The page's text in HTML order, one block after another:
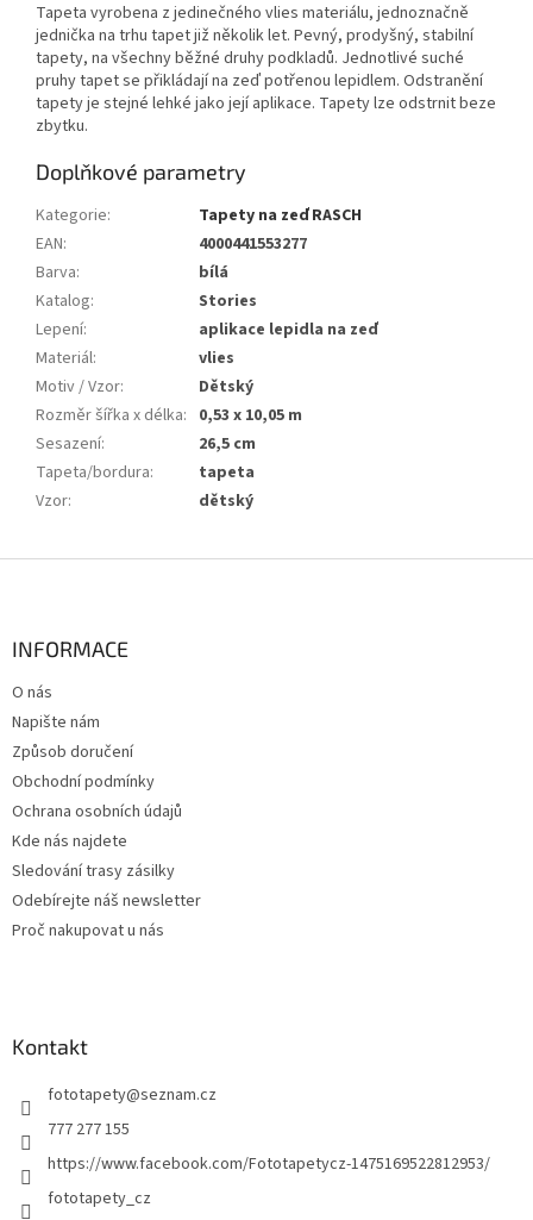
Tapeta vyrobena z jedinečného vlies materiálu, jednoznačně
jednička na trhu tapet již několik let. Pevný, prodyšný, stabilní
tapety, na všechny běžné druhy podkladů. Jednotlivé suché
pruhy tapet se přikládají na zeď potřenou lepidlem. Odstranění
tapety je stejné lehké jako její aplikace. Tapety lze odstrnit beze
zbytku.
Doplňkové parametry
Kategorie:
Tapety na zeď RASCH
EAN:
4000441553277
Barva:
bílá
Katalog:
Stories
Lepení:
aplikace lepidla na zeď
Materiál:
vlies
Motiv / Vzor:
Dětský
Rozměr šířka x délka: 0,53 x 10,05 m
Sesazení:
26,5 cm
Tapeta/bordura:
tapeta
Vzor: dětský
INFORMACE
O nás
Napište nám
Způsob doručení
Obchodní podmínky
Ochrana osobních údajů
Kde nás najdete
Sledování trasy zásilky
Odebírejte náš newsletter
Proč nakupovat u nás
Kontakt
fototapety@seznam.cz
777 277 155
https://www.facebook.com/Fototapetycz-1475169522812953/
fototapety_cz